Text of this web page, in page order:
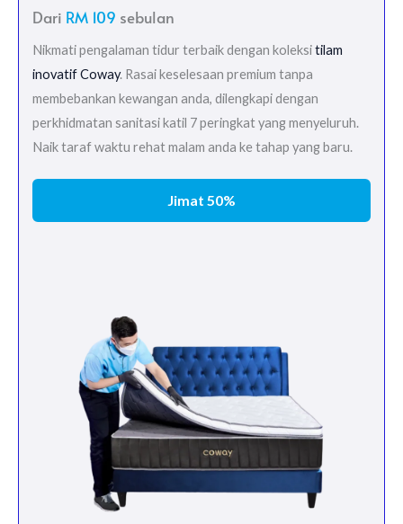
Dari RM 109 sebulan
Nikmati pengalaman tidur terbaik dengan koleksitilam
inovatif Coway. Rasai keselesaan premium tanpa
membebankan kewangan anda, dilengkapi dengan
perkhidmatan sanitasi katil 7 peringkat yang menyeluruh.
Naik taraf waktu rehat malam anda ke tahap yang baru.
Jimat 50%